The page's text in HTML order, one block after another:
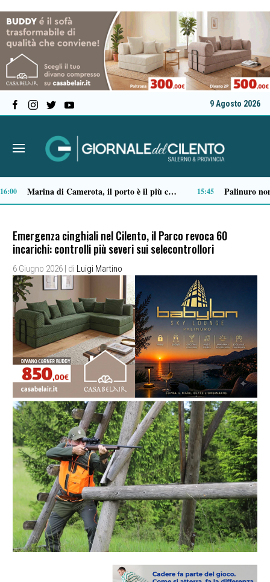
9 Agosto 2026
Tensione al Pronto soccorso del “Ruggi”, volontario aggredito durante una missione 09:03 Ordigno bellico riaffiora in un terreno di Battipaglia: scatta la messa in sicurezza
Emergenza cinghiali nel Cilento, il Parco revoca 60
incarichi: controlli più severi sui selecontrollori
6 Giugno 2026 | di Luigi Martino